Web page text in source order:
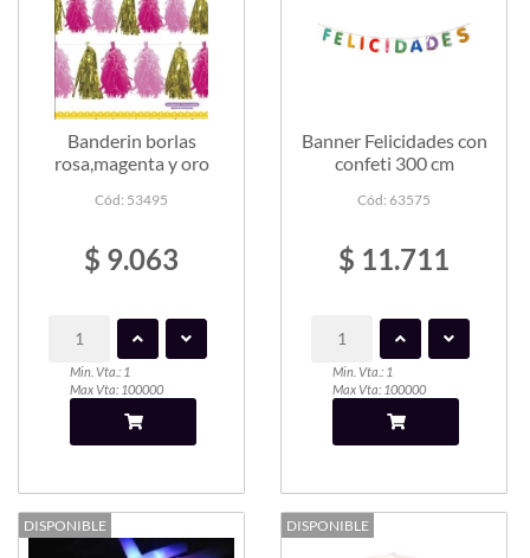
Banderin borlas
rosa,magenta y oro
Cód: 53495
$ 9.063
Min. Vta.: 1
Max Vta: 100000
Banner Felicidades con
confeti 300 cm
Cód: 63575
$ 11.711
Min. Vta.: 1
Max Vta: 100000
DISPONIBLE DISPONIBLE